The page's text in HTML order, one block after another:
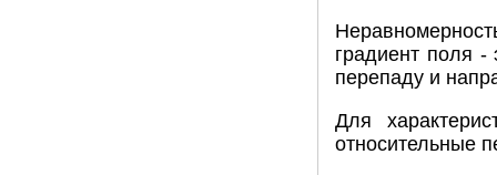
градиент поля -
перепаду и
Для
относительные